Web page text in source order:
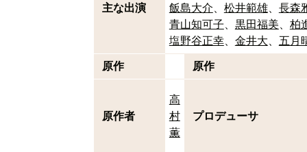
主な出演
飯島大介
松井範雄
長森
青山知可子
黒田福美
柏
塩野谷正幸
金井大 五月
原作 原作
原作者
高
村
薫
プロデューサ